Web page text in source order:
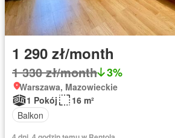
1 290 zł/month
1 330 zł/month 3%
Warszawa, Mazowieckie
1 Pokój
16 m²
Balkon